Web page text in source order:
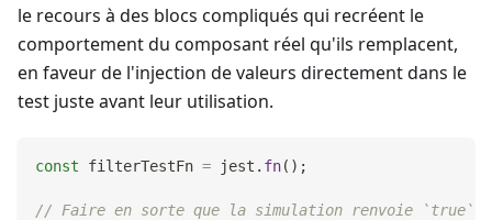
le recours à des blocs compliqués qui recréent le
comportement du composant réel qu'ils remplacent,
en faveur de l'injection de valeurs directement dans le
test juste avant leur utilisation.
const filterTestFn = jest . fn( ) ;
// Faire en sorte que la simulation renvoie `true`